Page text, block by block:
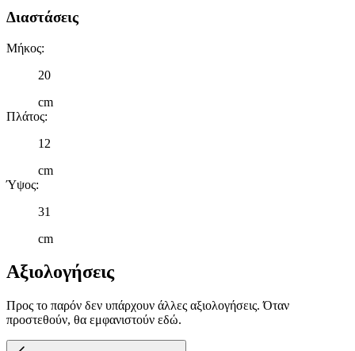
διαφημίσεων και περιεχομένου, τις μετρήσεις σχετικά με
διαφημίσεις και περιεχόμενο, την καλύτερη εικόνα του κοινού
μας και την ανάπτυξη προϊόντων. Επίσης, κοινοποιούμε
πληροφορίες σχετικά με την από μέρους σας χρήση της
τοποθεσίας μας στους συνεργάτες μέσων κοινωνικής
Διαστάσεις
Μήκος:
20
cm
Πλάτος:
12
cm
Ύψος:
31
cm
Αξιολογήσεις
Προς το παρόν δεν υπάρχουν άλλες αξιολογήσεις. Όταν
προστεθούν, θα εμφανιστούν εδώ.